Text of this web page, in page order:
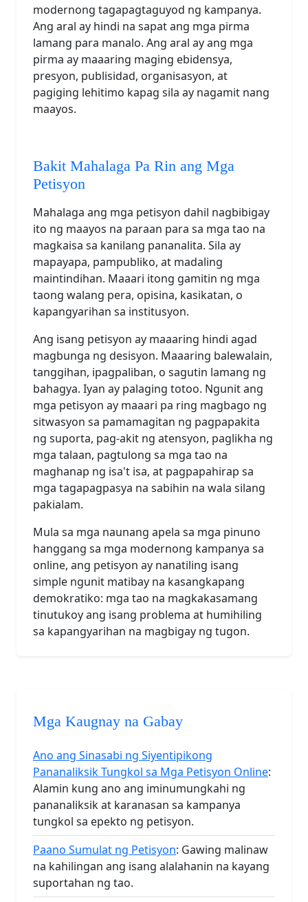
modernong tagapagtaguyod ng kampanya.
Ang aral ay hindi na sapat ang mga pirma
lamang para manalo. Ang aral ay ang mga
pirma ay maaaring maging ebidensya,
presyon, publisidad, organisasyon, at
pagiging lehitimo kapag sila ay nagamit nang
maayos.
Bakit Mahalaga Pa Rin ang Mga
Petisyon
Mahalaga ang mga petisyon dahil nagbibigay
ito ng maayos na paraan para sa mga tao na
magkaisa sa kanilang pananalita. Sila ay
mapayapa, pampubliko, at madaling
maintindihan. Maaari itong gamitin ng mga
taong walang pera, opisina, kasikatan, o
kapangyarihan sa institusyon.
Ang isang petisyon ay maaaring hindi agad
magbunga ng desisyon. Maaaring balewalain,
tanggihan, ipagpaliban, o sagutin lamang ng
bahagya. Iyan ay palaging totoo. Ngunit ang
mga petisyon ay maaari pa ring magbago ng
sitwasyon sa pamamagitan ng pagpapakita
ng suporta, pag-akit ng atensyon, paglikha ng
mga talaan, pagtulong sa mga tao na
maghanap ng isa't isa, at pagpapahirap sa
mga tagapagpasya na sabihin na wala silang
pakialam.
Mula sa mga naunang apela sa mga pinuno
hanggang sa mga modernong kampanya sa
online, ang petisyon ay nanatiling isang
simple ngunit matibay na kasangkapang
demokratiko: mga tao na magkakasamang
tinutukoy ang isang problema at humihiling
sa kapangyarihan na magbigay ng tugon.
Mga Kaugnay na Gabay
Ano ang Sinasabi ng Siyentipikong
Pananaliksik Tungkol sa Mga Petisyon Online:
Alamin kung ano ang iminumungkahi ng
pananaliksik at karanasan sa kampanya
tungkol sa epekto ng petisyon.
Paano Sumulat ng Petisyon: Gawing malinaw
na kahilingan ang isang alalahanin na kayang
suportahan ng tao.